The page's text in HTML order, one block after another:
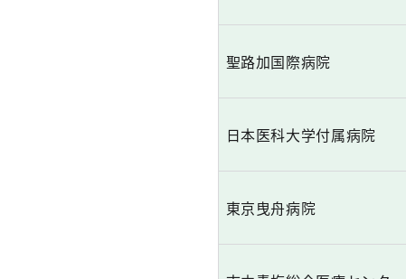
聖路加国際病院
日本医科大学付属病院
東京曳舟病院